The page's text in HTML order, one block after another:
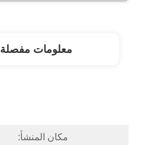
معلومات مفصلة
مكان المنشأ: